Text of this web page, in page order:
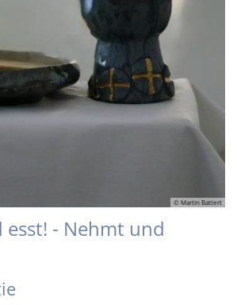
© Martin Battert
- Nehmt und